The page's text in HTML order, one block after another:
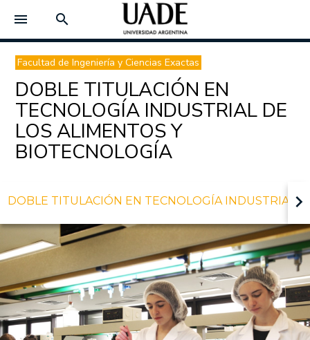
menu search
Facultad de Ingeniería y Ciencias Exactas
DOBLE TITULACIÓN EN
TECNOLOGÍA INDUSTRIAL DE
LOS ALIMENTOS Y
BIOTECNOLOGÍA
DOBLE TITULACIÓN EN TECNOLOGÍA INDUSTRIALkeyboard_arrow_right